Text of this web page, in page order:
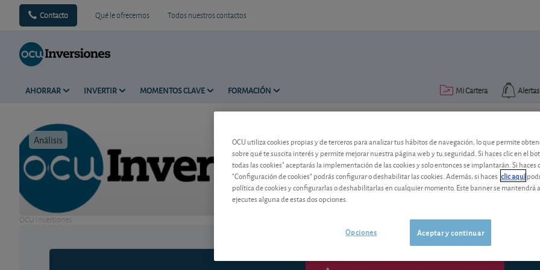
Contacto Qué le ofrecemos Todos nuestros contactos
AHORRAR INVERTIR MOMENTOS CLAVE FORMACIÓN Alertas
Mi Cartera
Análisis Tiempo de lectura: 3 min.
OCU Inversiones
Ocho sectores económicos:
¿Qué podemos esperar de los
Repasamos la evolución y las
OCU utiliza cookies propias y de terceros para analizar tus hábitos de navegación, lo que permite
sobre qué te suscita interés y permite mejorar nuestra página web y tu seguridad. Si haces clic en el
todas las cookies" aceptarás la implementación de las cookies y solo entonces se implantarán. Si haces
"Configuración de cookies" podrás configurar o deshabilitar las cookies. Además, si haces clic aquí
política de cookies y configurarlas o deshabilitarlas en cualquier momento. Este banner se mantendrá
ejecutes alguna de estas dos opciones.
Aceptar y continuar
Opciones